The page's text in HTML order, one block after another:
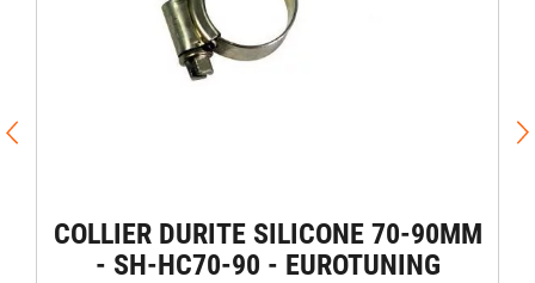
COLLIER DURITE SILICONE 70-90MM
- SH-HC70-90 - EUROTUNING